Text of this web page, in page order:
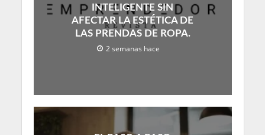
INTELIGENTE SIN
AFECTAR LA ESTÉTICA DE
LAS PRENDAS DE ROPA.
2 semanas hace